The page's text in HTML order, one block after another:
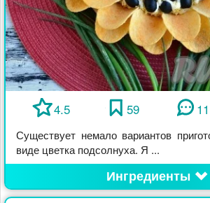
4.5 59 11
Существует немало вариантов
виде цветка подсолнуха. Я ...
Ингредиенты